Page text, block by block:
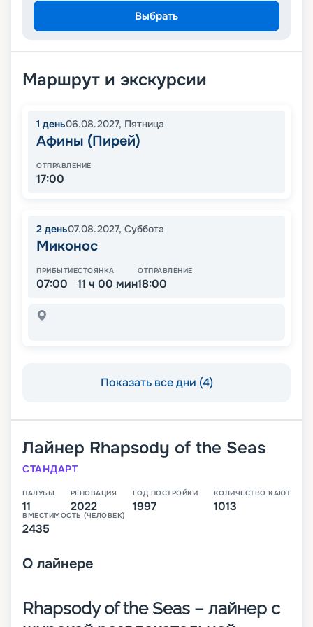
Выбрать
Маршрут и экскурсии
1 день06.08.2027, Пятница
Афины (Пирей)
ОТПРАВЛЕНИЕ
17:00
2 день07.08.2027, Суббота
Миконос
ПРИБЫТИЕ
07:00
СТОЯНКА
11 ч 00 мин
ОТПРАВЛЕНИЕ
18:00
Показать все дни (4)
Лайнер Rhapsody of the Seas
СТАНДАРТ
ПАЛУБЫ
11
РЕНОВАЦИЯ
2022
ГОД ПОСТРОЙКИ
1997
КОЛИЧЕСТВО КАЮТ
1013
ВМЕСТИМОСТЬ (ЧЕЛОВЕК)
2435
О лайнере
Rhapsody of the Seas – лайнер с